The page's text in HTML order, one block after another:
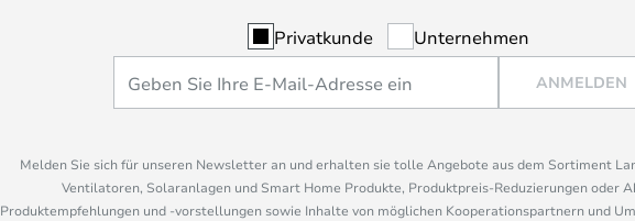
Privatkunde Unternehmen
ANMELDEN
Melden Sie sich für unseren Newsletter an und erhalten sie tolle Angebote aus dem Sortiment
Ventilatoren, Solaranlagen und Smart Home Produkte, Produktpreis-Reduzierungen oder
Produktempfehlungen und -vorstellungen sowie Inhalte von möglichen Kooperationspartnern und